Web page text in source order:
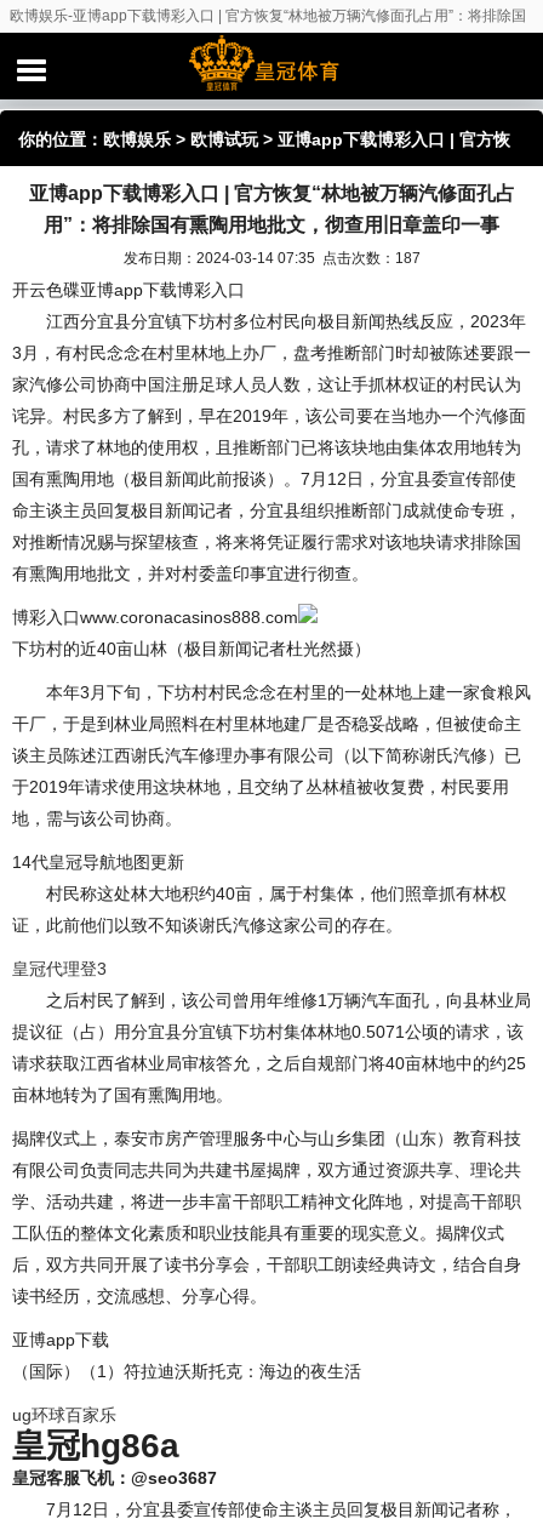
欧博娱乐-亚博app下载博彩入口 | 官方恢复“林地被万辆汽修面孔占用”：将排除国
有熏陶用地批文，彻查用旧章盖印一事
你的位置： 欧博娱乐 > 欧博试玩> 亚博app下载博彩入口 | 官方恢
复“林地被万辆汽修面孔占用”：将排除国有熏陶用地批文，彻查用
亚博app下载博彩入口 | 官方恢复“林地被万辆汽修面孔占
用”：将排除国有熏陶用地批文，彻查用旧章盖印一事
发布日期：2024-03-14 07:35 点击次数：187
开云色碟亚博app下载博彩入口
江西分宜县分宜镇下坊村多位村民向极目新闻热线反应，2023年
3月，有村民念念在村里林地上办厂，盘考推断部门时却被陈述要跟一
家汽修公司协商中国注册足球人员人数，这让手抓林权证的村民认为
诧异。村民多方了解到，早在2019年，该公司要在当地办一个汽修面
孔，请求了林地的使用权，且推断部门已将该块地由集体农用地转为
国有熏陶用地（极目新闻此前报谈）。7月12日，分宜县委宣传部使
命主谈主员回复极目新闻记者，分宜县组织推断部门成就使命专班，
对推断情况赐与探望核查，将来将凭证履行需求对该地块请求排除国
有熏陶用地批文，并对村委盖印事宜进行彻查。
博彩入口www.coronacasinos888.com
下坊村的近40亩山林（极目新闻记者杜光然摄）
本年3月下旬，下坊村村民念念在村里的一处林地上建一家食粮风
干厂，于是到林业局照料在村里林地建厂是否稳妥战略，但被使命主
谈主员陈述江西谢氏汽车修理办事有限公司（以下简称谢氏汽修）已
于2019年请求使用这块林地，且交纳了丛林植被收复费，村民要用
地，需与该公司协商。
14代皇冠导航地图更新
村民称这处林大地积约40亩，属于村集体，他们照章抓有林权
证，此前他们以致不知谈谢氏汽修这家公司的存在。
皇冠代理登3
之后村民了解到，该公司曾用年维修1万辆汽车面孔，向县林业局
提议征（占）用分宜县分宜镇下坊村集体林地0.5071公顷的请求，该
请求获取江西省林业局审核答允，之后自规部门将40亩林地中的约25
亩林地转为了国有熏陶用地。
揭牌仪式上，泰安市房产管理服务中心与山乡集团（山东）教育科技
有限公司负责同志共同为共建书屋揭牌，双方通过资源共享、理论共
学、活动共建，将进一步丰富干部职工精神文化阵地，对提高干部职
工队伍的整体文化素质和职业技能具有重要的现实意义。揭牌仪式
后，双方共同开展了读书分享会，干部职工朗读经典诗文，结合自身
读书经历，交流感想、分享心得。
亚博app下载
（国际）（1）符拉迪沃斯托克：海边的夜生活
ug环球百家乐
皇冠hg86a
皇冠客服飞机：@seo3687
7月12日，分宜县委宣传部使命主谈主员回复极目新闻记者称，